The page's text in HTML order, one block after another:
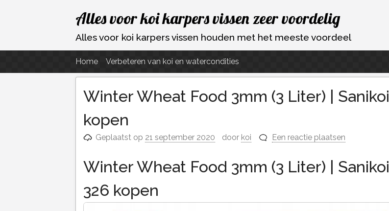
Ga
naar
de
Alles voor koi karpers vissen zeer voordelig
Alles voor koi karpers vissen houden met het meeste voordeel
Home Verbeteren van koi en watercondities
Winter Wheat Food 3mm (3 Liter) | Sanikoi
kopen
Geplaatst op 21 september 2020 door koi Een reactie plaatsen
Winter Wheat Food 3mm (3 Liter) | Sanikoi
326 kopen